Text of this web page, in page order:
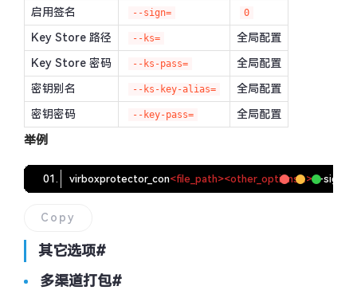
启用签名
--sign= 0
Key Store 路径 --ks=
全局配置
Key Store 密码
--ks-pass=
全局配置
密钥别名
--ks-key-alias=
全局配置
密钥密码
--key-pass= 全局配置
举例
virboxprotector_con<file_path><other_options...>--sign
Copy
其它选项#
多渠道打包#